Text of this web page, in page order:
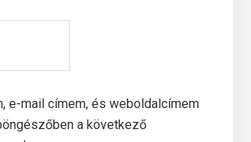
e-mail címem, és weboldalcímem
a következő